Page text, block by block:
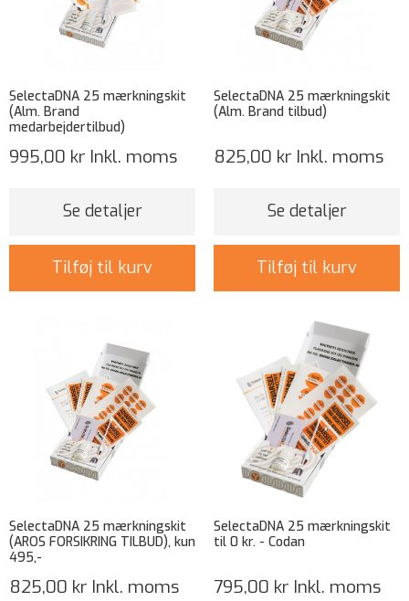
SelectaDNA 25 mærkningskit
(Alm. Brand
medarbejdertilbud)
995,00 kr Inkl. moms
Se detaljer
Tilføj til kurv
SelectaDNA 25 mærkningskit
(Alm. Brand tilbud)
825,00 kr Inkl. moms
Se detaljer
Tilføj til kurv
SelectaDNA 25 mærkningskit
(AROS FORSIKRING TILBUD), kun
495,-
825,00 kr Inkl. moms
SelectaDNA 25 mærkningskit
til 0 kr. - Codan
795,00 kr Inkl. moms